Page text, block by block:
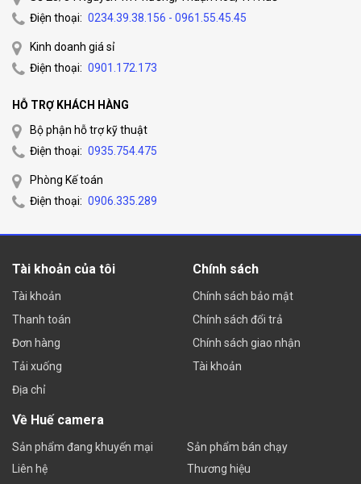
Điện thoại: 0234.39.38.156 - 0961.55.45.45
Kinh doanh giá sỉ
Điện thoại: 0901.172.173
HỖ TRỢ KHÁCH HÀNG
Bộ phận hỗ trợ kỹ thuật
Điện thoại: 0935.754.475
Phòng Kế toán
Điện thoại: 0906.335.289
Tài khoản của tôi
Tài khoản
Thanh toán
Đơn hàng
Tải xuống
Địa chỉ
Chính sách
Chính sách bảo mật
Chính sách đổi trả
Chính sách giao nhận
Tài khoản
Về Huế camera
Sản phẩm đang khuyến mại
Liên hệ
Sản phẩm bán chạy
Thương hiệu